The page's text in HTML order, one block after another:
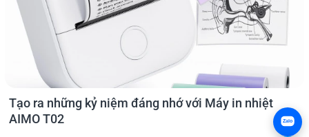
Tạo ra những kỷ niệm đáng nhớ với Máy in nhiệt
AIMO T02
Zalo